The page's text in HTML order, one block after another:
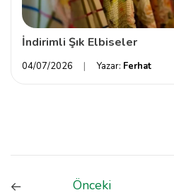
İndirimli Şık Elbiseler
04/07/2026 Yazar: Ferhat
Önceki